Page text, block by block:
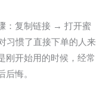
：复制链接 → 打开蜜
习惯了直接下单的人来
刚开始用的时候，经常
悔。